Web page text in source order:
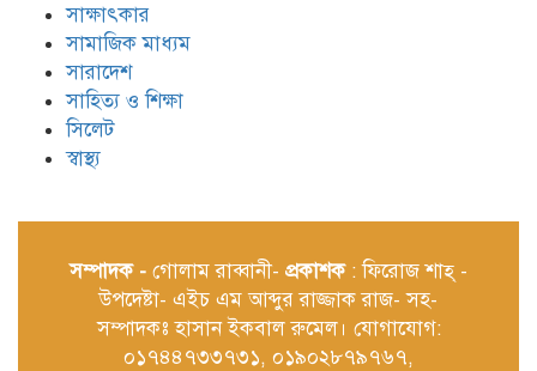
সাক্ষাৎকার
সামাজিক মাধ্যম
সারাদেশ
সাহিত্য ও শিক্ষা
সিলেট
স্বাস্থ্য
সম্পাদক - গোলাম রাব্বানী- প্রকাশক: ফিরোজ শাহ্ -
উপদেষ্টা- এইচ এম আব্দুর রাজ্জাক রাজ- সহ-
সম্পাদকঃ হাসান ইকবাল রুমেল। যোগাযোগ:
০১৭৪৪৭৩৩৭৩১, ০১৯০২৮৭৯৭৬৭,